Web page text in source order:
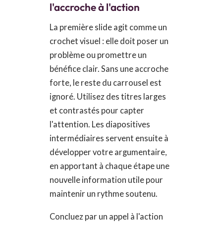
l'accroche à l'action
La première slide agit comme un
crochet visuel : elle doit poser un
problème ou promettre un
bénéfice clair. Sans une accroche
forte, le reste du carrousel est
ignoré. Utilisez des titres larges
et contrastés pour capter
l'attention. Les diapositives
intermédiaires servent ensuite à
développer votre argumentaire,
en apportant à chaque étape une
nouvelle information utile pour
maintenir un rythme soutenu.
Concluez par un appel à l'action